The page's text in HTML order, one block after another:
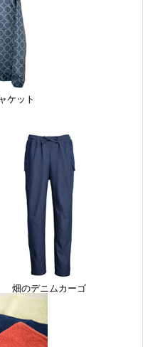
ケット
畑のデニムカーゴ